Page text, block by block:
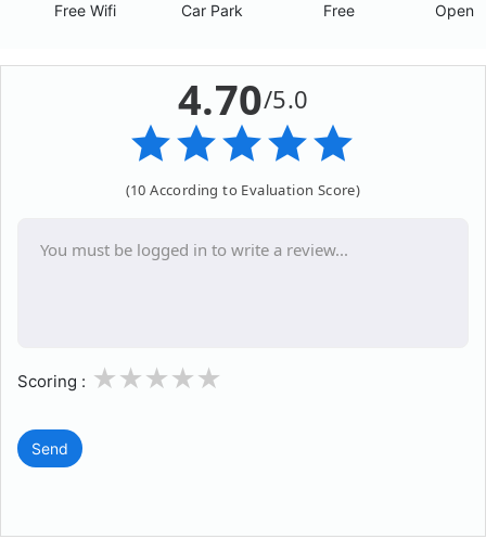
Free Wifi Car Park Free Open
4.70/5.0
(10 According to Evaluation Score)
Scoring : 3
2
1
Send